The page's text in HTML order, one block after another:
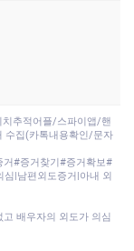
치추적어플/스파이앱/핸
수집(카톡내용확인/문자
#증거찾기#증거확보#
|남편외도증거|아내 외
배우자의 외도가 의심